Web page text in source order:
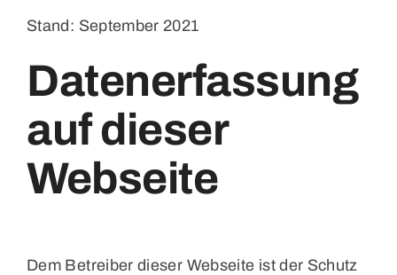
Stand: September 2021
Datenerfassung
auf dieser
Webseite
Dem Betreiber dieser Webseite ist der Schutz